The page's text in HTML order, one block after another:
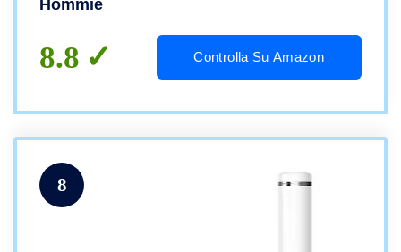
Due Punte
Hommie
8.8 Controlla Su Amazon
8